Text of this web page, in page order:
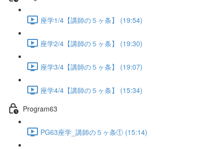
座学1/4【講師の５ヶ条】 (19:54)
座学2/4【講師の５ヶ条】 (19:30)
座学3/4【講師の５ヶ条】 (19:07)
座学4/4【講師の５ヶ条】 (15:34)
Program63
PG63座学_講師の５ヶ条① (15:14)